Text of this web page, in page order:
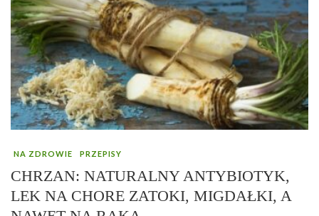
NA ZDROWIE PRZEPISY
CHRZAN: NATURALNY ANTYBIOTYK,
LEK NA CHORE ZATOKI, MIGDAŁKI, A